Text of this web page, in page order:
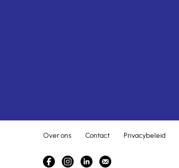
Over ons Contact Privacybeleid